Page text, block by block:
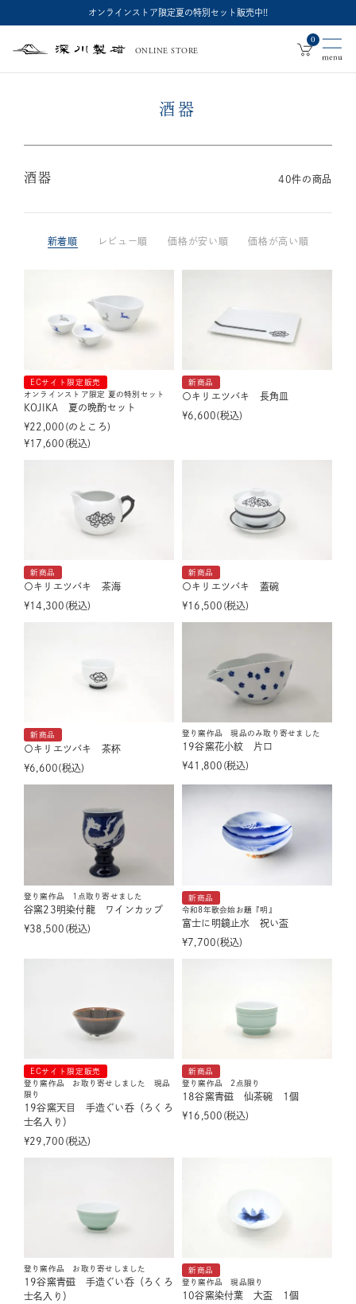
オンラインストア限定夏の特別セット販売中!!
深
製
ONLINE STORE
0
酒器
酒器 40件の商品
新着順 レビュー順 価格が安い順 価格が高い順
ECサイト限定販売
オンラインストア限定 夏の特別セット
KOJIKA 夏の晩酌セット
¥22,000 のところ
¥17,600 税込
新商品
〇キリエツバキ 長角皿
¥6,600 税込
新商品
〇キリエツバキ 茶海
¥14,300 税込
新商品
〇キリエツバキ 蓋碗
¥16,500 税込
新商品
〇キリエツバキ 茶杯
¥6,600 税込
登り窯作品 現品のみ取り寄せました
19谷窯花小紋 片口
¥41,800 税込
登り窯作品 1点取り寄せました
谷窯23明染付龍 ワインカップ
¥38,500 税込
新商品
令和8年歌会始お題『明』
富士に明鏡止水 祝い盃
¥7,700 税込
ECサイト限定販売
登り窯作品 お取り寄せしました 現品
限り
19谷窯天目 手造ぐい呑（ろくろ
士名入り）
¥29,700 税込
新商品
登り窯作品 2点限り
18谷窯青磁 仙茶碗 1個
¥16,500 税込
登り窯作品 お取り寄せしました
19谷窯青磁 手造ぐい呑（ろくろ
士名入り）
新商品
登り窯作品 現品限り
10谷窯染付葉 大盃 1個